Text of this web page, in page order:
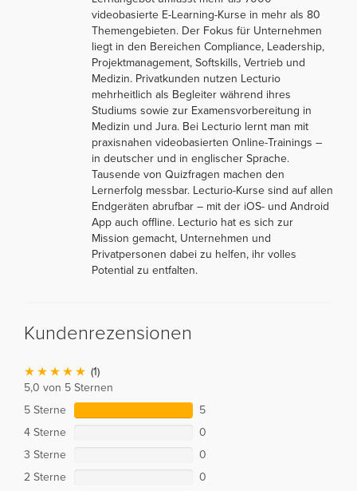
videobasierte E-Learning-Kurse in mehr als 80
Themengebieten. Der Fokus für Unternehmen
liegt in den Bereichen Compliance, Leadership,
Projektmanagement, Softskills, Vertrieb und
Medizin. Privatkunden nutzen Lecturio
mehrheitlich als Begleiter während ihres
Studiums sowie zur Examensvorbereitung in
Medizin und Jura. Bei Lecturio lernt man mit
praxisnahen videobasierten Online-Trainings –
in deutscher und in englischer Sprache.
Tausende von Quizfragen machen den
Lernerfolg messbar. Lecturio-Kurse sind auf allen
Endgeräten abrufbar – mit der iOS- und Android
App auch offline. Lecturio hat es sich zur
Mission gemacht, Unternehmen und
Privatpersonen dabei zu helfen, ihr volles
Potential zu entfalten.
Kundenrezensionen
(1)
5,0 von 5 Sternen
5 Sterne
5
4 Sterne
0
3 Sterne
0
2 Sterne
0